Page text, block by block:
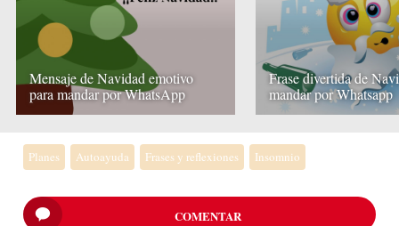
Mensaje de Navidad emotivo
para mandar por WhatsApp
Frase divertida de
mandar por Whatsapp
Planes Autoayuda Frases y reflexiones Insomnio
COMENTAR